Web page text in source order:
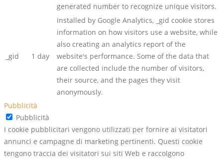
generated number to recognize unique visitors.
_gid 1 day
Installed by Google Analytics, _gid cookie stores
information on how visitors use a website, while
also creating an analytics report of the
website's performance. Some of the data that
are collected include the number of visitors,
their source, and the pages they visit
anonymously.
Pubblicità
Pubblicità
I cookie pubblicitari vengono utilizzati per fornire ai visitatori
annunci e campagne di marketing pertinenti. Questi cookie
tengono traccia dei visitatori sui siti Web e raccolgono